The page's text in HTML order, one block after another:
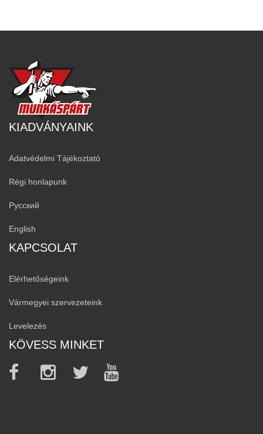
KIADVÁNYAINK
Adatvédelmi Tájékoztató
Régi honlapunk
Русский
English
KAPCSOLAT
Elérhetőségeink
Vármegyei szervezeteink
Levelezés
KÖVESS MINKET